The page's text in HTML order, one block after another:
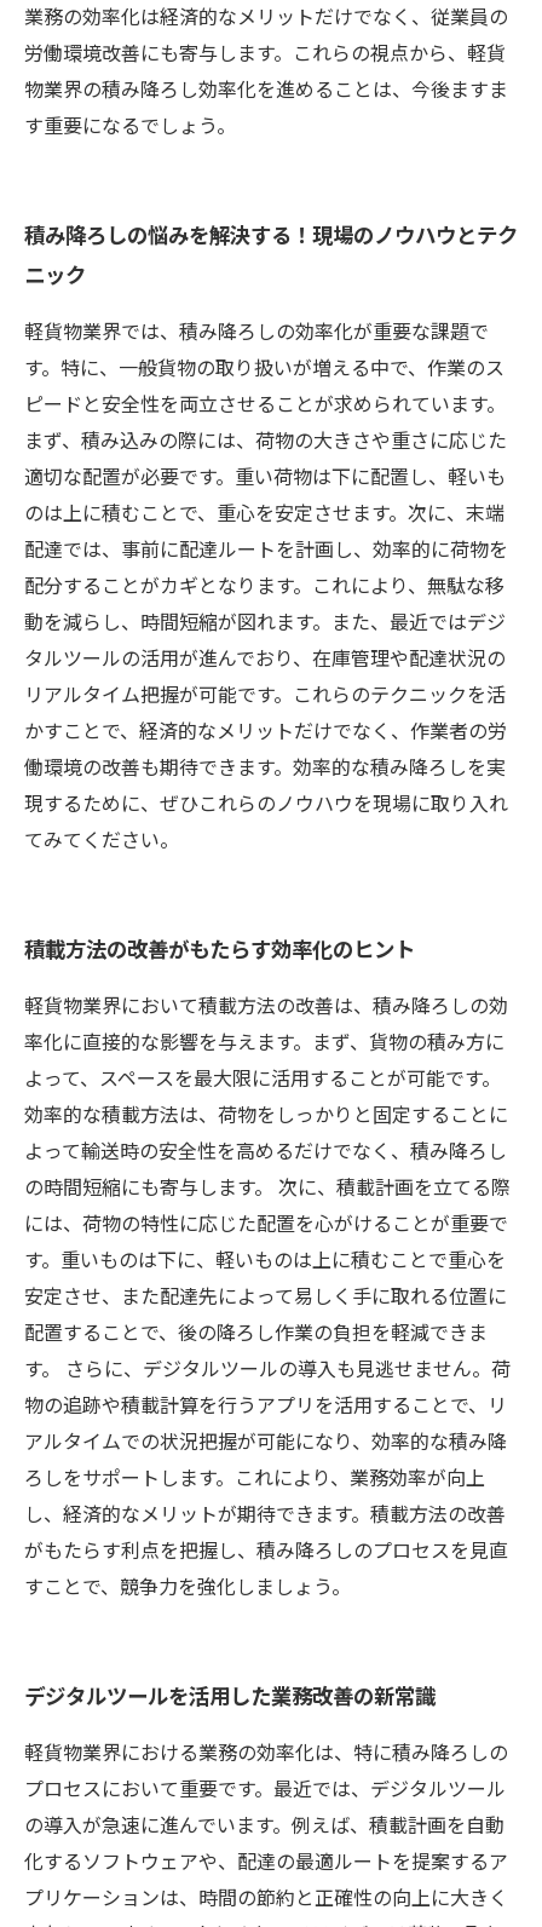
業務の効率化は経済的なメリットだけでなく、従業員の
労働環境改善にも寄与します。これらの視点から、軽貨
物業界の積み降ろし効率化を進めることは、今後ますま
す重要になるでしょう。
積み降ろしの悩みを解決する！現場のノウハウとテク
ニック
軽貨物業界では、積み降ろしの効率化が重要な課題で
す。特に、一般貨物の取り扱いが増える中で、作業のス
ピードと安全性を両立させることが求められています。
まず、積み込みの際には、荷物の大きさや重さに応じた
適切な配置が必要です。重い荷物は下に配置し、軽いも
のは上に積むことで、重心を安定させます。次に、末端
配達では、事前に配達ルートを計画し、効率的に荷物を
配分することがカギとなります。これにより、無駄な移
動を減らし、時間短縮が図れます。また、最近ではデジ
タルツールの活用が進んでおり、在庫管理や配達状況の
リアルタイム把握が可能です。これらのテクニックを活
かすことで、経済的なメリットだけでなく、作業者の労
働環境の改善も期待できます。効率的な積み降ろしを実
現するために、ぜひこれらのノウハウを現場に取り入れ
てみてください。
積載方法の改善がもたらす効率化のヒント
軽貨物業界において積載方法の改善は、積み降ろしの効
率化に直接的な影響を与えます。まず、貨物の積み方に
よって、スペースを最大限に活用することが可能です。
効率的な積載方法は、荷物をしっかりと固定することに
よって輸送時の安全性を高めるだけでなく、積み降ろし
の時間短縮にも寄与します。 次に、積載計画を立てる際
には、荷物の特性に応じた配置を心がけることが重要で
す。重いものは下に、軽いものは上に積むことで重心を
安定させ、また配達先によって易しく手に取れる位置に
配置することで、後の降ろし作業の負担を軽減できま
す。 さらに、デジタルツールの導入も見逃せません。荷
物の追跡や積載計算を行うアプリを活用することで、リ
アルタイムでの状況把握が可能になり、効率的な積み降
ろしをサポートします。これにより、業務効率が向上
し、経済的なメリットが期待できます。積載方法の改善
がもたらす利点を把握し、積み降ろしのプロセスを見直
すことで、競争力を強化しましょう。
デジタルツールを活用した業務改善の新常識
軽貨物業界における業務の効率化は、特に積み降ろしの
プロセスにおいて重要です。最近では、デジタルツール
の導入が急速に進んでいます。例えば、積載計画を自動
化するソフトウェアや、配達の最適ルートを提案するア
プリケーションは、時間の節約と正確性の向上に大きく